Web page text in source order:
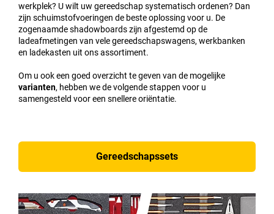
werkplek? U wilt uw gereedschap systematisch ordenen? Dan
zijn schuimstofvoeringen de beste oplossing voor u. De
zogenaamde shadowboards zijn afgestemd op de
ladeafmetingen van vele gereedschapswagens, werkbanken
en ladekasten uit ons assortiment.
Om u ook een goed overzicht te geven van de mogelijke
varianten, hebben we de volgende stappen voor u
samengesteld voor een snellere oriëntatie.
Gereedschapssets